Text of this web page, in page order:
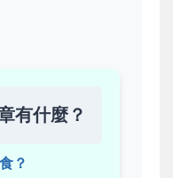
有什麼？
？